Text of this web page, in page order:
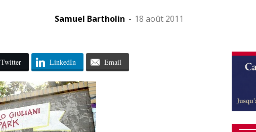
Samuel Bartholin - 18 août 2011
Twitter LinkedIn Email